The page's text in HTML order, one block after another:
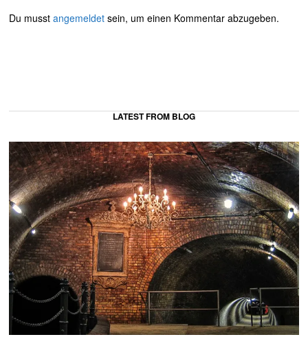
Du musstangemeldet sein, um einen Kommentar abzugeben.
LATEST FROM BLOG